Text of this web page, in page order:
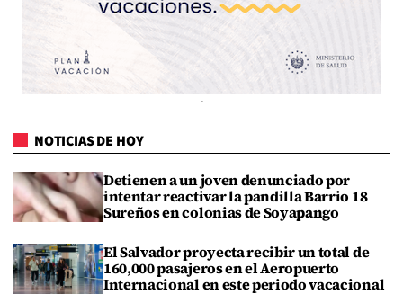
NOTICIAS DE HOY
Detienen a un joven denunciado por
intentar reactivar la pandilla Barrio 18
Sureños en colonias de Soyapango
El Salvador proyecta recibir un total de
160,000 pasajeros en el Aeropuerto
Internacional en este periodo vacacional